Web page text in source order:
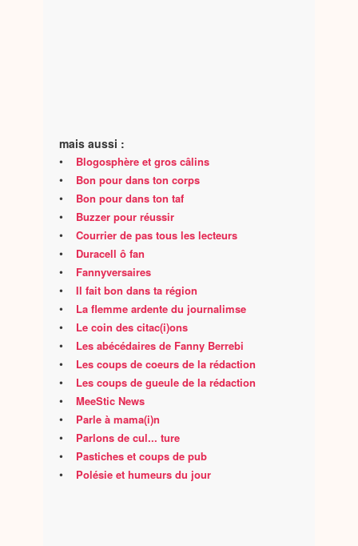
mais aussi :
• Blogosphère et gros câlins
• Bon pour dans ton corps
• Bon pour dans ton taf
• Buzzer pour réussir
• Courrier de pas tous les lecteurs
• Duracell ô fan
• Fannyversaires
• Il fait bon dans ta région
• La flemme ardente du journalimse
• Le coin des citac(i)ons
• Les abécédaires de Fanny Berrebi
• Les coups de coeurs de la rédaction
• Les coups de gueule de la rédaction
• MeeStic News
• Parle à mama(i)n
• Parlons de cul... ture
• Pastiches et coups de pub
• Polésie et humeurs du jour